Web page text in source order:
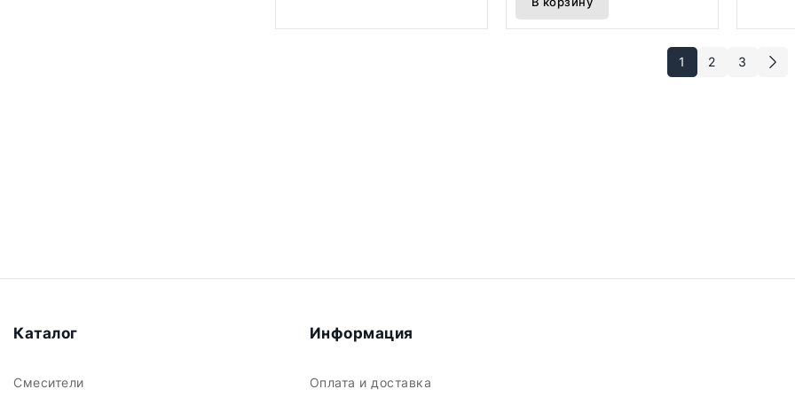
1 2 3
Каталог
Смесители
Информация
Оплата и доставка